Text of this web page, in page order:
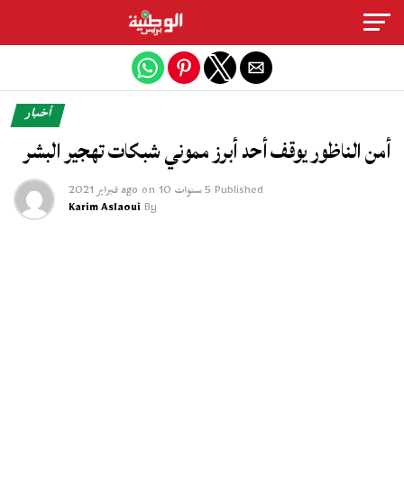
أخبار
أمن الناظور يوقف أحد أبرز مموني شبكات تهجير البشر
Published 5 سنوات ago on 10 فبراير 2021
By
Karim Aslaoui
Exit mobile version